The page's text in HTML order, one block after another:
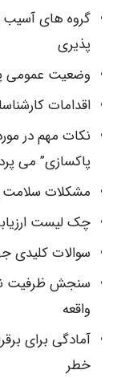
گروه های آسیب
پذیری
وضعیت عمومی
اقدامات
نکات مهم در
پاکسازی” می
مشکلات سلامت
چک لیست
سوالات کلیدی
سنجش ظرفیت
واقعه
آمادگی برای
خطر